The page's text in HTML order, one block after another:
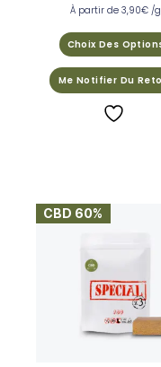
À partir de 3,90€ /g
Choix Des
Me Notifier Du
CBD 60%